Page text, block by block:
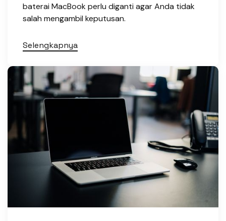
baterai MacBook perlu diganti agar Anda tidak
salah mengambil keputusan.
Selengkapnya